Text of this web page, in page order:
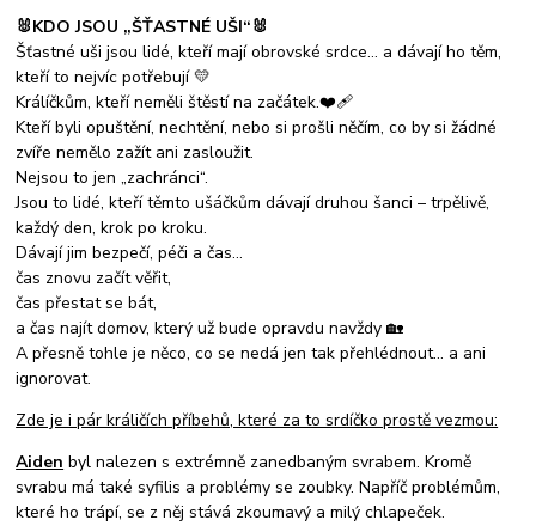
🐰KDO JSOU „ŠŤASTNÉ UŠI“🐰
Šťastné uši jsou lidé, kteří mají obrovské srdce… a dávají ho těm,
kteří to nejvíc potřebují 💛
Králíčkům, kteří neměli štěstí na začátek.❤️‍🩹
Kteří byli opuštění, nechtění, nebo si prošli něčím, co by si žádné
zvíře nemělo zažít ani zasloužit.
Nejsou to jen „zachránci“.
Jsou to lidé, kteří těmto ušáčkům dávají druhou šanci – trpělivě,
každý den, krok po kroku.
Dávají jim bezpečí, péči a čas…
čas znovu začít věřit,
čas přestat se bát,
a čas najít domov, který už bude opravdu navždy 🏡
A přesně tohle je něco, co se nedá jen tak přehlédnout… a ani
ignorovat.
Zde je i pár králičích příbehů, které za to srdíčko prostě vezmou:
Aiden byl nalezen s extrémně zanedbaným svrabem. Kromě
svrabu má také syfilis a problémy se zoubky. Napříč problémům,
které ho trápí, se z něj stává zkoumavý a milý chlapeček.